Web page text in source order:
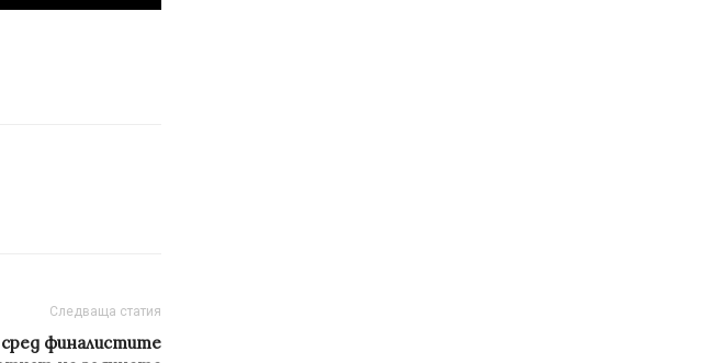
Следваща статия
сред финалистите